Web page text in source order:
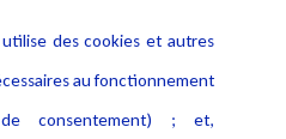
des cookies et autres
au fonctionnement
consentement) ; et,